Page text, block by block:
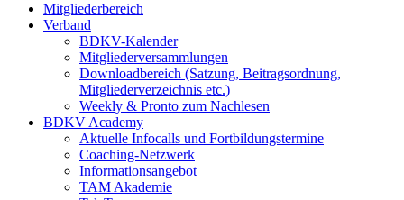
Mitgliederbereich
Verband
BDKV-Kalender
Mitgliederversammlungen
Downloadbereich (Satzung, Beitragsordnung,
Mitgliederverzeichnis etc.)
Weekly & Pronto zum Nachlesen
BDKV Academy
Aktuelle Infocalls und Fortbildungstermine
Coaching-Netzwerk
Informationsangebot
TAM Akademie